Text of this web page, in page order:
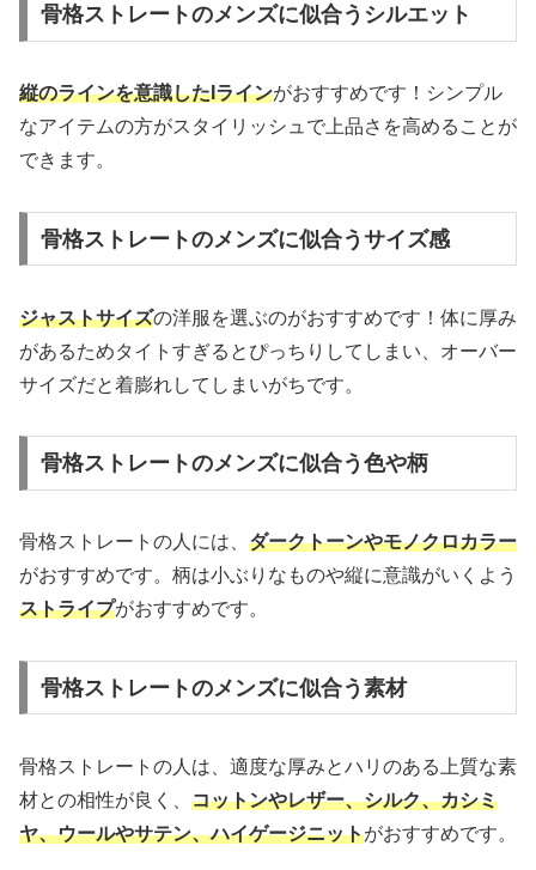
骨格ストレートのメンズに似合うシルエット
縦のラインを意識したIラインがおすすめです！シンプル
なアイテムの方がスタイリッシュで上品さを高めることが
できます。
骨格ストレートのメンズに似合うサイズ感
ジャストサイズの洋服を選ぶのがおすすめです！体に厚み
があるためタイトすぎるとぴっちりしてしまい、オーバー
サイズだと着膨れしてしまいがちです。
骨格ストレートのメンズに似合う色や柄
骨格ストレートの人には、 ダークトーンやモノクロカラー
がおすすめです。柄は小ぶりなものや縦に意識がいくよう
ストライプがおすすめです。
骨格ストレートのメンズに似合う素材
骨格ストレートの人は、適度な厚みとハリのある上質な素
材との相性が良く、 コットンやレザー、シルク、カシミ
ヤ、ウールやサテン、ハイゲージニットがおすすめです。